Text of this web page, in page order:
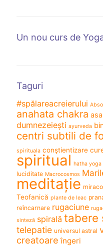
Un nou curs de
Taguri
#spălareacreierului
anahata chakra
dumnezeiești ayurveda
centri subtili de
spirituala conştientizare
spiritual hatha yoga
luciditate Macrocosmos
meditație
Teofanică plante de leac
reîncarnare rugaciune
sinteză spirală tabere
telepatie universul astral
creatoare îngeri